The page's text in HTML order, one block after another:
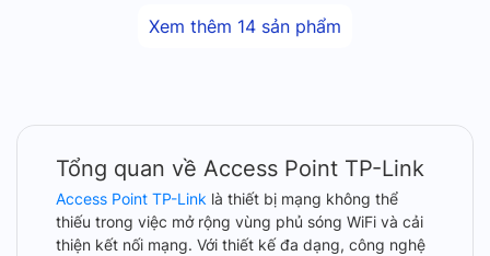
Xem thêm 14 sản phẩm
Tổng quan về Access Point TP-Link
Access Point TP-Link là thiết bị mạng không thể
thiếu trong việc mở rộng vùng phủ sóng WiFi và cải
thiện kết nối mạng. Với thiết kế đa dạng, công nghệ